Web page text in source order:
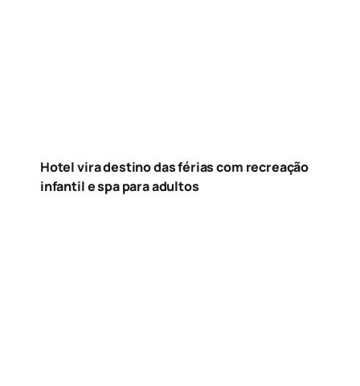
Hotel vira destino das férias com recreação
infantil e spa para adultos